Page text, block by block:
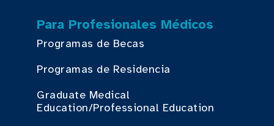
Para Profesionales Médicos
Programas de Becas
Programas de Residencia
Graduate Medical
Education/Professional Education